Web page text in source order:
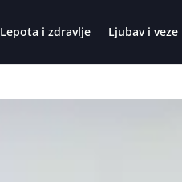
Lepota i zdravlje Ljubav i veze